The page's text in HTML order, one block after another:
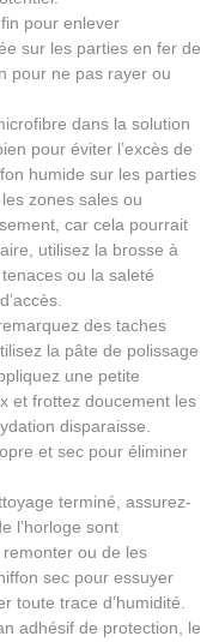
pour enlever
sur les parties en fer de
pour ne pas rayer ou
dans la solution
pour éviter l’excès de
humide sur les parties
zones sales ou
car cela pourrait
utilisez la brosse à
ou la saleté
des taches
la pâte de polissage
une petite
et frottez doucement les
disparaisse.
et sec pour éliminer
terminé, assurez-
l’horloge sont
ou de les
sec pour essuyer
toute trace d’humidité.
adhésif de protection, le